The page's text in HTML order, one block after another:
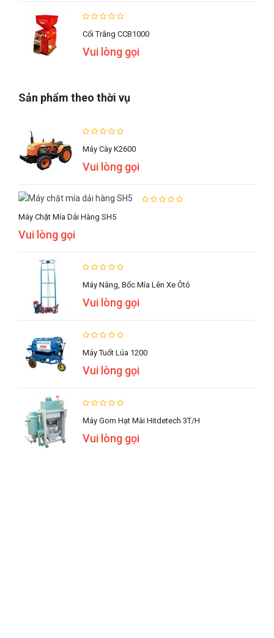
Cối Trắng CCB1000
Vui lòng gọi
Sản phẩm theo thời vụ
Máy Cày K2600
Vui lòng gọi
Máy Chặt Mía Dải Hàng SH5
Vui lòng gọi
Máy Nâng, Bốc Mía Lên Xe Ôtô
Vui lòng gọi
Máy Tuốt Lúa 1200
Vui lòng gọi
Máy Gom Hạt Mài Hitdetech 3T/h
Vui lòng gọi